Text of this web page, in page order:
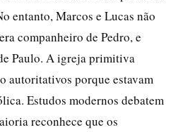
entanto, Marcos e Lucas não
companheiro de Pedro, e
Paulo. A igreja primitiva
autoritativos porque estavam
Estudos modernos debatem
reconhece que os